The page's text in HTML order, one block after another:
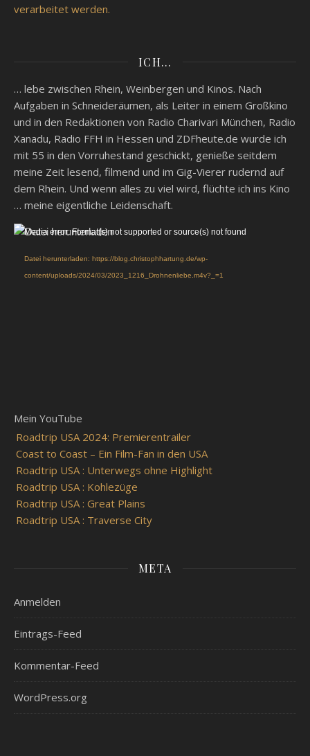
verarbeitet werden.
ICH…
… lebe zwischen Rhein, Weinbergen und Kinos. Nach
Aufgaben in Schneideräumen, als Leiter in einem Großkino
und in den Redaktionen von Radio Charivari München, Radio
Xanadu, Radio FFH in Hessen und ZDFheute.de wurde ich
mit 55 in den Vorruhestand geschickt, genieße seitdem
meine Zeit lesend, filmend und im Gig-Vierer rudernd auf
dem Rhein. Und wenn alles zu viel wird, flüchte ich ins Kino
… meine eigentliche Leidenschaft.
Video-
Media error: Format(s) not supported or source(s) not found
Datei herunterladen: https://blog.christophhartung.de/wp-
content/uploads/2024/03/2023_1216_Drohnenliebe.m4v?_=1
Mein YouTube
Roadtrip USA 2024: Premierentrailer
Coast to Coast – Ein Film-Fan in den USA
Roadtrip USA : Unterwegs ohne Highlight
Roadtrip USA : Kohlezüge
Roadtrip USA : Great Plains
Roadtrip USA : Traverse City
META
Anmelden
Eintrags-Feed
Kommentar-Feed
WordPress.org